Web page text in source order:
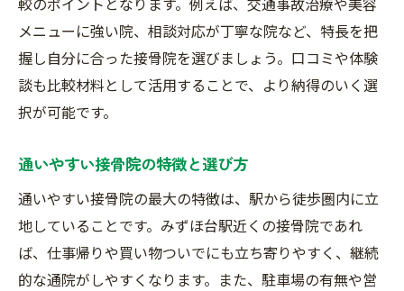
メニューに強い院、相談対応が丁寧な院など、特長を把
握し自分に合った接骨院を選びましょう。口コミや体験
談も比較材料として活用することで、より納得のいく選
択が可能です。
通いやすい接骨院の特徴と選び方
通いやすい接骨院の最大の特徴は、駅から徒歩圏内に立
地していることです。みずほ台駅近くの接骨院であれ
ば、仕事帰りや買い物ついでにも立ち寄りやすく、継続
的な通院がしやすくなります。また、駐車場の有無や営